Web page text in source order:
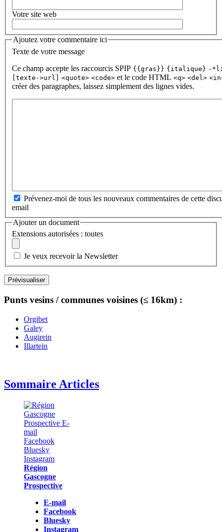
Votre site web
Ajoutez votre commentaire ici
Texte de votre message
Ce champ accepte les raccourcis SPIP {{gras}} {italique} -
[texte->url] <quote> <code> et le code HTML <q> <del>
créer des paragraphes, laissez simplement des lignes vides.
Prévenez-moi de tous les nouveaux commentaires de cette
email
Ajouter un document
Extensions autorisées : toutes
Je veux recevoir la Newsletter
Punts vesins / communes voisines (≤ 16km) :
Orgibet
Galey
Augirein
Illartein
Sommaire Articles
Région
Gascogne
Prospective
E-mail
Facebook
Bluesky
Instagram